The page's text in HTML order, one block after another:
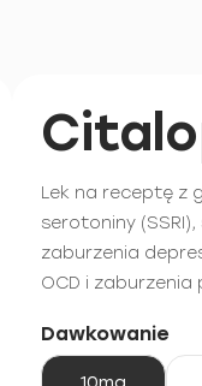
Lek na receptę z
serotoniny
zaburzenia
OCD i zaburzenia
Dawkowanie